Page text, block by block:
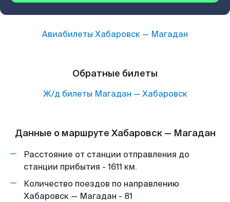
Авиабилеты Хабаровск — Магадан
Обратные билеты
Ж/д билеты Магадан — Хабаровск
Данные о маршруте Хабаровск — Магадан
Расстояние от станции отправления до
станции прибытия - 1611 км.
Количество поездов по направлению
Хабаровск — Магадан - 81